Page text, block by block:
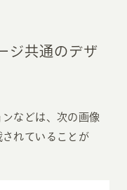
ジ共通のデザ
などは、次の画像
れていることが